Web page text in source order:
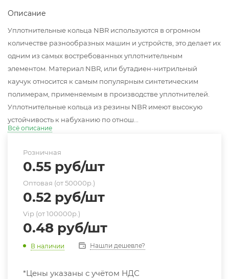
Описание
Уплотнительные кольца NBR используются в огромном
количестве разнообразных машин и устройств, это делает их
одним из самых востребованных уплотнительным
элементом. Материал NBR, или бутадиен-нитрильный
каучук относится к самым популярным синтетическим
полимерам, применяемым в производстве уплотнителей.
Уплотнительные кольца из резины NBR имеют высокую
устойчивость к набуханию по отнош...
Всё описание
Розничная
0.55 руб/шт
Оптовая (от 50000р.)
0.52 руб/шт
Vip (от 100000р.)
0.48 руб/шт
В наличии Нашли дешевле?
*Цены указаны с учётом НДС